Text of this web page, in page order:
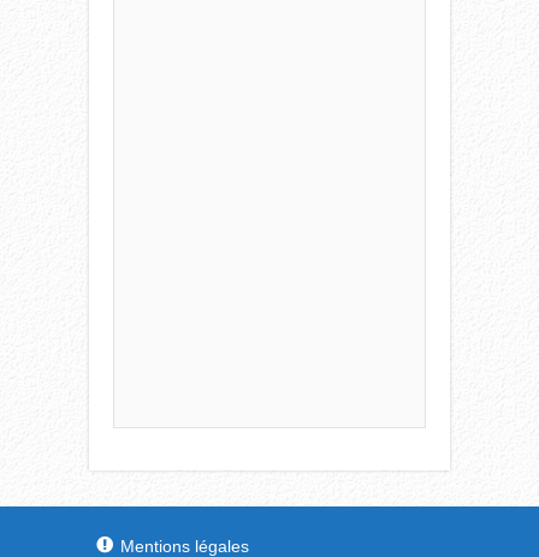
Mentions légales